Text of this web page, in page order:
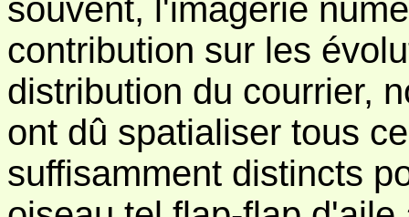
souvent, l'imagerie
contribution sur les
distribution du courrier,
ont dû spatialiser tous
suffisamment distincts